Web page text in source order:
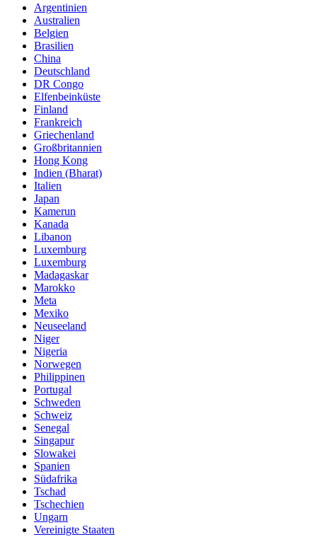
Argentinien
Australien
Belgien
Brasilien
China
Deutschland
DR Congo
Elfenbeinküste
Finland
Frankreich
Griechenland
Großbritannien
Hong Kong
Indien (Bharat)
Italien
Japan
Kamerun
Kanada
Libanon
Luxemburg
Luxemburg
Madagaskar
Marokko
Meta
Mexiko
Neuseeland
Niger
Nigeria
Norwegen
Philippinen
Portugal
Schweden
Schweiz
Senegal
Singapur
Slowakei
Spanien
Südafrika
Tschad
Tschechien
Ungarn
Vereinigte Staaten